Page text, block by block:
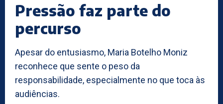
Pressão faz parte do
percurso
Apesar do entusiasmo, Maria Botelho Moniz
reconhece que sente o peso da
responsabilidade, especialmente no que toca às
audiências.